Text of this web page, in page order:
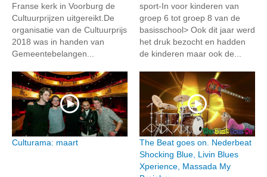
Franse kerk in Voorburg de
Cultuurprijzen uitgereikt.De
organisatie van de Cultuurprijs
2018 was in handen van
Gemeentebelangen...
sport-In voor kinderen van
groep 6 tot groep 8 van de
basisschool> Ook dit jaar werd
het druk bezocht en hadden
de kinderen maar ook de...
Culturama: maart
The Beat goes on. Nederbeat
Shocking Blue, Livin Blues
Xperience, Massada My